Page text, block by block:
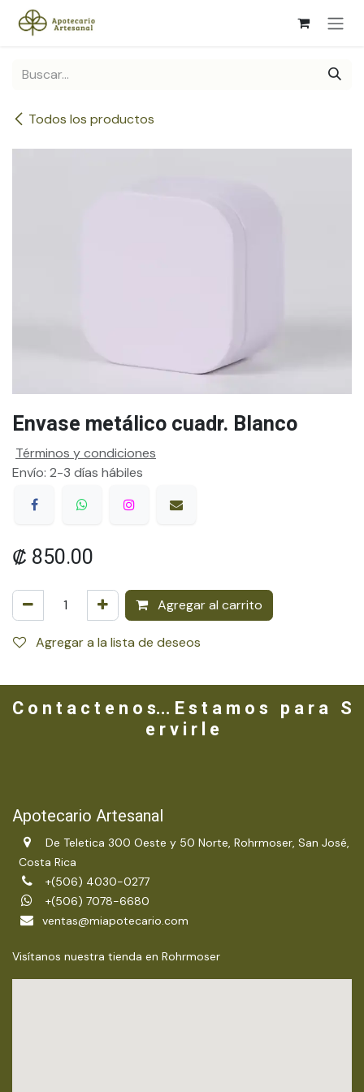
Ir al contenido
Todos los productos
Envase metálico cuadr. Blanco
₡ 850.00
Agregar al carrito
Agregar a la lista de deseos
Términos y condiciones
Envío: 2-3 días hábiles
C o n t a c t e n o s... E s t a m o s p a r a S
e r v i r l e
Apotecario Artesanal
De Teletica 300 Oeste y 50 Norte, Rohrmoser, San José,
Costa Rica
+(506) 4030-0277
+(506) 7078-6680
ventas@miapotecario.com
Visítanos nuestra tienda en Rohrmoser